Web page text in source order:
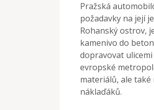
Pražská
požadavky na její
Rohanský ostrov,
kamenivo do
dopravovat
evropské
materiálů, ale také
náklaďáků.